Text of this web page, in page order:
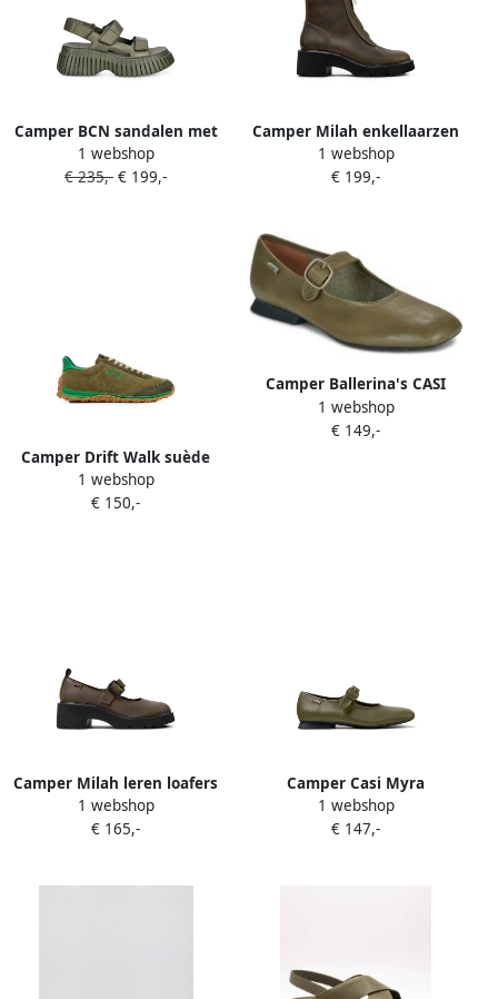
Camper BCN sandalen met
klittenband en plateauzool
Groen
1 webshop
€ 235,- € 199,-
Camper Milah enkellaarzen
met rits Groen
1 webshop
€ 199,-
Camper Drift Walk suède
sneakers Groen
1 webshop
€ 150,-
Camper Ballerina's CASI
MYRA
1 webshop
€ 149,-
Camper Milah leren loafers
Groen
1 webshop
€ 165,-
Camper Casi Myra
ballerina's met gesp Groen
1 webshop
€ 147,-